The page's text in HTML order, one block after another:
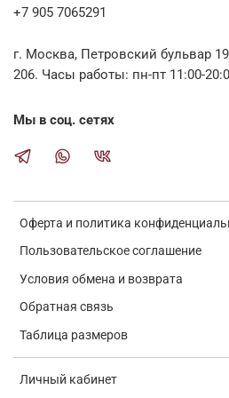
Оферта и политика
Пользовательское соглашение
Условия обмена и возврата
Обратная связь
Таблица размеров
Личный кабинет
+7 905 7065291
г. Москва, Петровский бульвар
Мы в соц. сетях